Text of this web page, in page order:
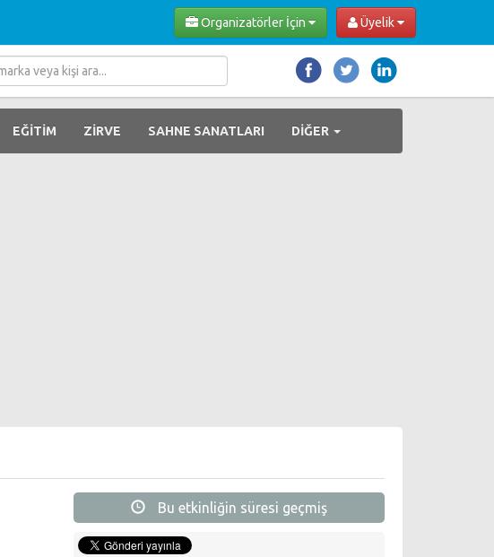
Üyelik
Organizatörler İçin
EĞİTİM ZİRVE SAHNE SANATLARI DİĞER
Bu etkinliğin süresi geçmiş